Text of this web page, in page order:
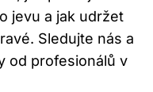
jevu a jak udržet
Sledujte nás a
od profesionálů v